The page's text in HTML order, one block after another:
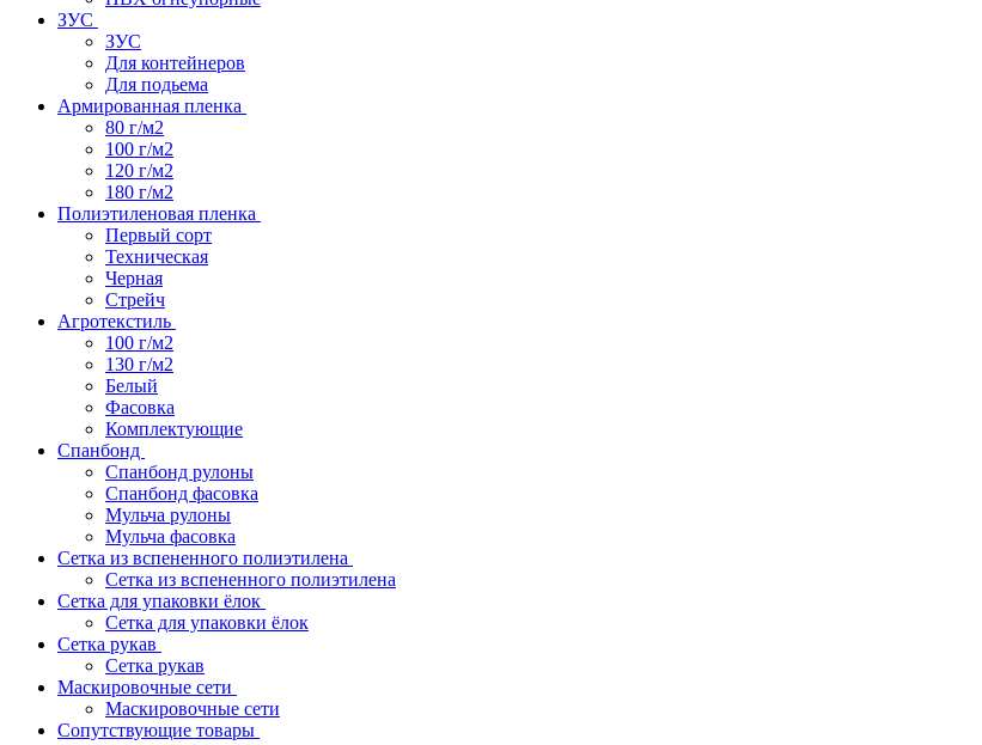
ЗУС
ЗУС
Для контейнеров
Для подьема
Армированная пленка
80 г/м2
100 г/м2
120 г/м2
180 г/м2
Полиэтиленовая пленка
Первый сорт
Техническая
Черная
Стрейч
Агротекстиль
100 г/м2
130 г/м2
Белый
Фасовка
Комплектующие
Спанбонд
Спанбонд рулоны
Спанбонд фасовка
Мульча рулоны
Мульча фасовка
Сетка из вспененного полиэтилена
Сетка из вспененного полиэтилена
Сетка для упаковки ёлок
Сетка для упаковки ёлок
Сетка рукав
Сетка рукав
Маскировочные сети
Маскировочные сети
Сопутствующие товары